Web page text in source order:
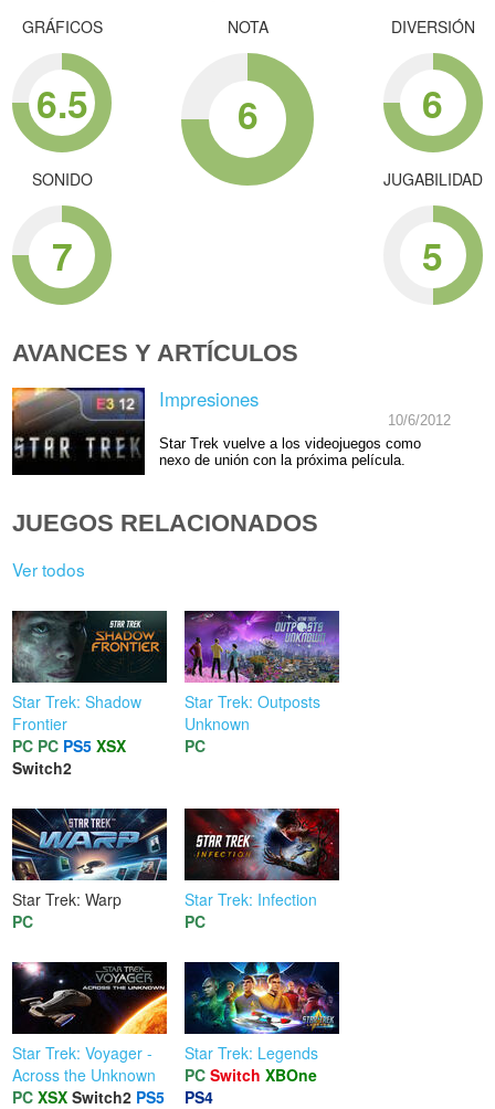
GRÁFICOS
6.5
SONIDO
7
NOTA
6
DIVERSIÓN
6
JUGABILIDAD
5
AVANCES Y ARTÍCULOS
Impresiones
10/6/2012
Star Trek vuelve a los videojuegos como
nexo de unión con la próxima película.
JUEGOS RELACIONADOS
Ver todos
Star Trek: Shadow
Frontier
PC PC PS5 XSX
Switch2
Star Trek: Outposts
Unknown
PC
Star Trek: Warp
PC
Star Trek: Infection
PC
Star Trek: Voyager -
Across the Unknown
PC XSX Switch2 PS5
Star Trek: Legends
PC Switch XBOne
PS4